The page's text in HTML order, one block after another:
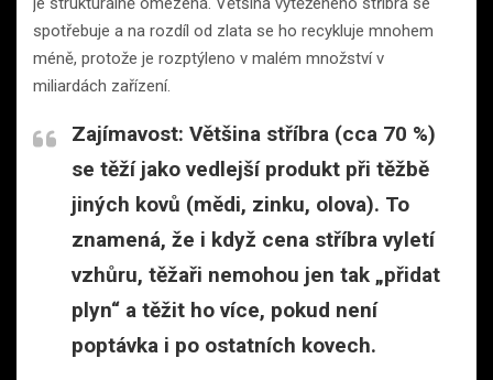
spotřebuje a na rozdíl od zlata se ho recykluje mnohem
méně, protože je rozptýleno v malém množství v
miliardách zařízení.
Zajímavost: Většina stříbra (cca 70 %)
se těží jako vedlejší produkt při těžbě
jiných kovů (mědi, zinku, olova). To
znamená, že i když cena stříbra vyletí
vzhůru, těžaři nemohou jen tak „přidat
plyn“ a těžit ho více, pokud není
poptávka i po ostatních kovech.